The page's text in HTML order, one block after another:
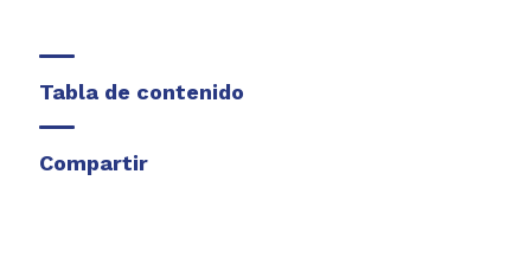
Tabla de contenido
Compartir